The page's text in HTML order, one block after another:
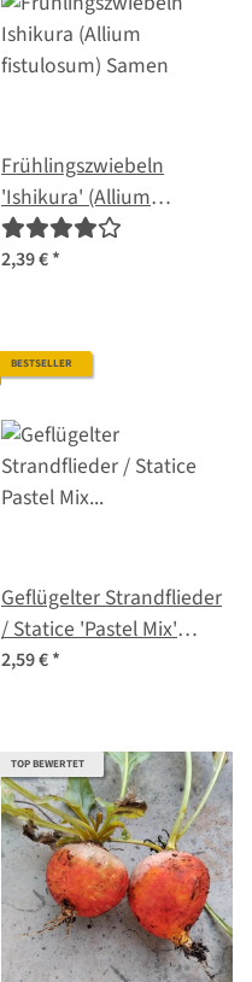
Frühlingszwiebeln
'Ishikura' (Allium
fistulosum) Samen
2,39 €*
BESTSELLER
Geflügelter Strandflieder
/ Statice 'Pastel Mix'
(Limonium sinuatum)
2,59 €*
TOP BEWERTET